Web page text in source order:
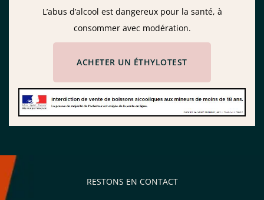
L’abus d’alcool est dangereux pour la santé, à
consommer avec modération.
ACHETER UN ÉTHYLOTEST
RESTONS EN CONTACT